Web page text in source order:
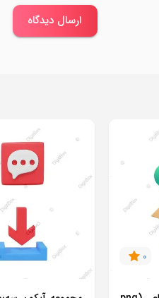
ارسال دیدگاه
0